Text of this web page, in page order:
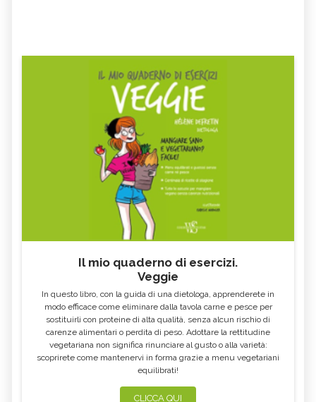
Il mio quaderno di esercizi.
Veggie
In questo libro, con la guida di una dietologa, apprenderete in
modo efficace come eliminare dalla tavola carne e pesce per
sostituirli con proteine di alta qualità, senza alcun rischio di
carenze alimentari o perdita di peso. Adottare la rettitudine
vegetariana non significa rinunciare al gusto o alla varietà:
scoprirete come mantenervi in forma grazie a menu vegetariani
equilibrati!
CLICCA QUI